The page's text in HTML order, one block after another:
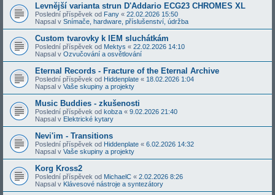
Levnější varianta strun D'Addario ECG23 CHROMES XL
Poslední příspěvek od Fany « 22.02.2026 15:50
Napsal v Snímače, hardware, příslušenství, údržba
Custom tvarovky k IEM sluchátkám
Poslední příspěvek od Mektys « 22.02.2026 14:10
Napsal v Ozvučování a osvětlování
Eternal Records - Fracture of the Eternal Archive
Poslední příspěvek od Hiddenplate « 18.02.2026 1:04
Napsal v Vaše skupiny a projekty
Music Buddies - zkušenosti
Poslední příspěvek od kobza « 9.02.2026 21:40
Napsal v Elektrické kytary
Nevi'im - Transitions
Poslední příspěvek od Hiddenplate « 6.02.2026 14:32
Napsal v Vaše skupiny a projekty
Korg Kross2
Poslední příspěvek od MichaelC « 2.02.2026 8:26
Napsal v Klávesové nástroje a syntezátory